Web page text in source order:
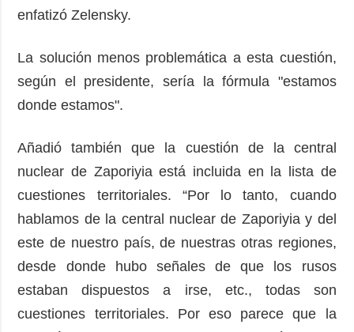
enfatizó Zelensky.
La solución menos problemática a esta cuestión,
según el presidente, sería la fórmula "estamos
donde estamos".
Añadió también que la cuestión de la central
nuclear de Zaporiyia está incluida en la lista de
cuestiones territoriales. “Por lo tanto, cuando
hablamos de la central nuclear de Zaporiyia y del
este de nuestro país, de nuestras otras regiones,
desde donde hubo señales de que los rusos
estaban dispuestos a irse, etc., todas son
cuestiones territoriales. Por eso parece que la